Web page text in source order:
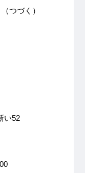
つづく）
い52